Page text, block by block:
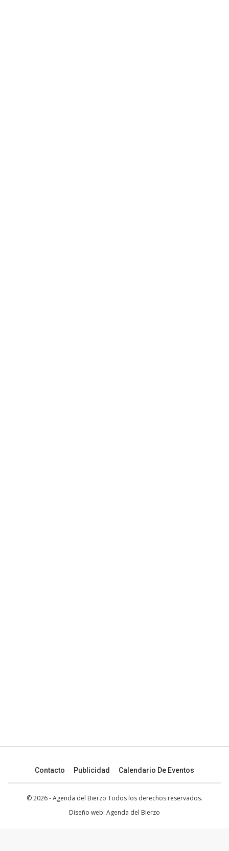
Contacto Publicidad Calendario De Eventos
© 2026 - Agenda del Bierzo Todos los derechos reservados.
Diseño web: Agenda del Bierzo